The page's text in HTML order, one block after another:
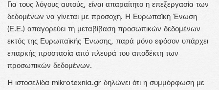
Για τους λόγους αυτούς, είναι απαραίτητο η επεξεργασία των
δεδομένων να γίνεται με προσοχή. Η Ευρωπαϊκή Ένωση
(Ε.Ε.) απαγορεύει τη μεταβίβαση προσωπικών δεδομένων
εκτός της Ευρωπαϊκής Ένωσης, παρά μόνο εφόσον υπάρχει
επαρκής προστασία από πλευρά του αποδέκτη των
προσωπικών δεδομένων.
H ιστοσελίδα mikrotexnia.gr δηλώνει ότι η συμμόρφωση με